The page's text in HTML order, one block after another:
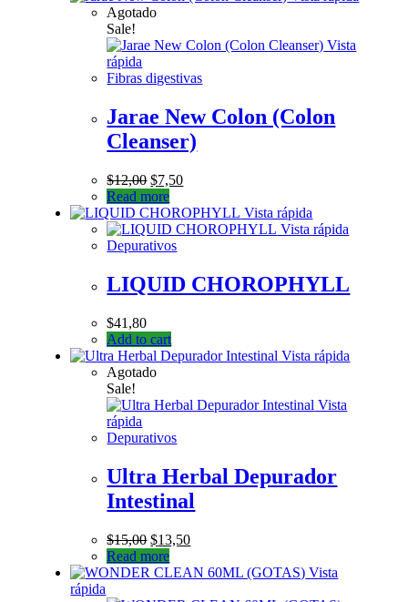
Agotado
Sale!
Vista
rápida
Fibras digestivas
Jarae New Colon (Colon
Cleanser)
$12,00 $7,50
Read more
Vista rápida
Vista rápida
Depurativos
LIQUID CHOROPHYLL
$41,80
Add to cart
Vista rápida
Agotado
Sale!
Vista
rápida
Depurativos
Ultra Herbal Depurador
Intestinal
$15,00 $13,50
Read more
Vista
rápida